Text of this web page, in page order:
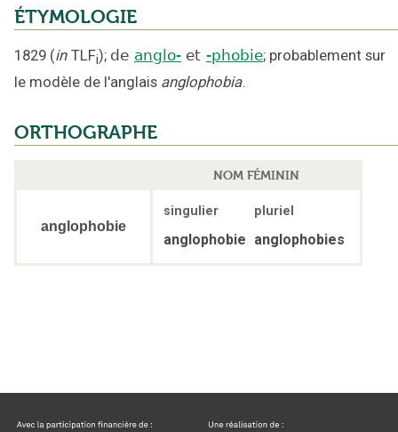
ÉTYMOLOGIE
1829 (in TLFi); de anglo- et -phobie; probablement sur
le modèle de l'anglais anglophobia.
ORTHOGRAPHE
NOM FÉMININ
anglophobie
singulier pluriel
anglophobie anglophobies